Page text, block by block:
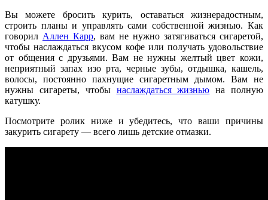
Вы можете бросить курить, оставаться жизнерадостным,
строить планы и управлять сами собственной жизнью. Как
говорил Аллен Карр, вам не нужно затягиваться сигаретой,
чтобы наслаждаться вкусом кофе или получать удовольствие
от общения с друзьями. Вам не нужны желтый цвет кожи,
неприятный запах изо рта, черные зубы, отдышка, кашель,
волосы, постоянно пахнущие сигаретным дымом. Вам не
нужны сигареты, чтобы наслаждаться жизнью на полную
катушку.
Посмотрите ролик ниже и убедитесь, что ваши причины
закурить сигарету — всего лишь детские отмазки.